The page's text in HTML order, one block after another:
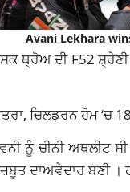
Avani Lekhara
ਥ੍ਰੋਅ ਦੀ F52 ਸ਼੍ਰੇਣੀ
ਚਿਲਡਰਨ ਹੋਮ ‘ਚ
ਚੀਨੀ ਅਥਲੀਟ ਸੀ
ਦਾਅਵੇਦਾਰ ਬਣੀ ।